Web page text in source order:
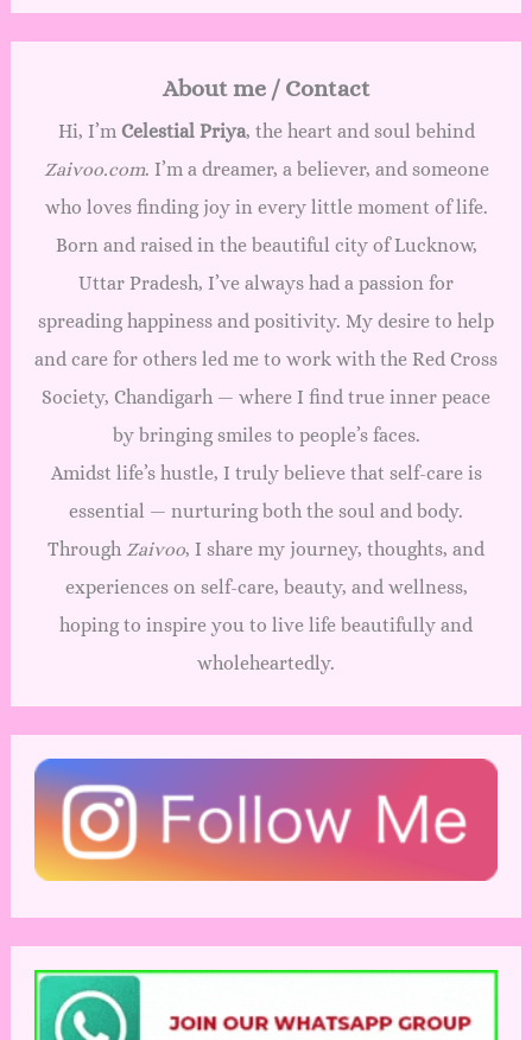
About me / Contact
Hi, I’m Celestial Priya, the heart and soul behind
Zaivoo.com. I’m a dreamer, a believer, and someone
who loves finding joy in every little moment of life.
Born and raised in the beautiful city of Lucknow,
Uttar Pradesh, I’ve always had a passion for
spreading happiness and positivity. My desire to help
and care for others led me to work with the Red Cross
Society, Chandigarh — where I find true inner peace
by bringing smiles to people’s faces.
Amidst life’s hustle, I truly believe that self-care is
essential — nurturing both the soul and body.
Through Zaivoo, I share my journey, thoughts, and
experiences on self-care, beauty, and wellness,
hoping to inspire you to live life beautifully and
wholeheartedly.